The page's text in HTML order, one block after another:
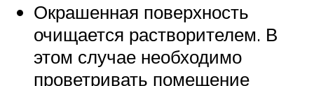
Окрашенная поверхность
очищается растворителем. В
этом случае необходимо
проветривать помещение